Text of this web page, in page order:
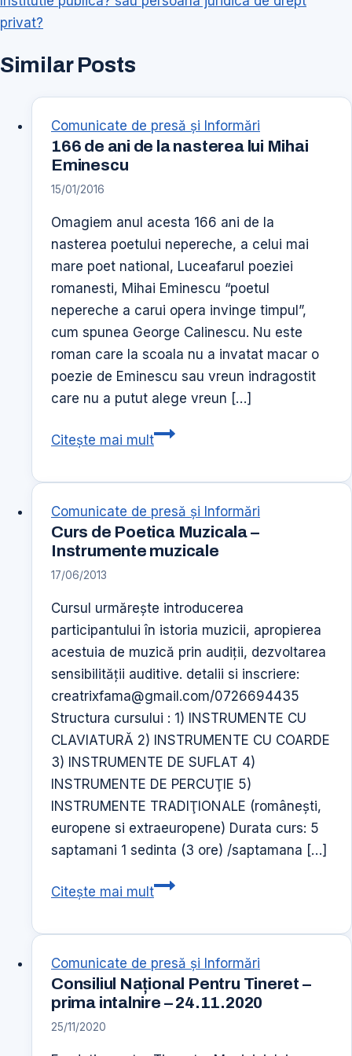
privat?
Similar Posts
Comunicate de presă şi Informări
166 de ani de la nasterea lui Mihai
Eminescu
15/01/2016
Omagiem anul acesta 166 ani de la
nasterea poetului nepereche, a celui mai
mare poet national, Luceafarul poeziei
romanesti, Mihai Eminescu “poetul
nepereche a carui opera invinge timpul”,
cum spunea George Calinescu. Nu este
roman care la scoala nu a invatat macar o
poezie de Eminescu sau vreun indragostit
care nu a putut alege vreun […]
Citește mai mult166
la
nasterea
Eminescu
Comunicate de presă şi Informări
Curs de Poetica Muzicala –
Instrumente muzicale
17/06/2013
Cursul urmăreşte introducerea
participantului în istoria muzicii, apropierea
acestuia de muzică prin audiţii, dezvoltarea
sensibilităţii auditive. detalii si inscriere:
creatrixfama@gmail.com/0726694435
Structura cursului : 1) INSTRUMENTE CU
CLAVIATURĂ 2) INSTRUMENTE CU COARDE
3) INSTRUMENTE DE SUFLAT 4)
INSTRUMENTE DE PERCUŢIE 5)
INSTRUMENTE TRADIŢIONALE (româneşti,
europene si extraeuropene) Durata curs: 5
saptamani 1 sedinta (3 ore) /saptamana […]
Citește mai multCurs
–
Instrumente
Comunicate de presă şi Informări
Consiliul Național Pentru Tineret –
prima intalnire – 24.11.2020
25/11/2020